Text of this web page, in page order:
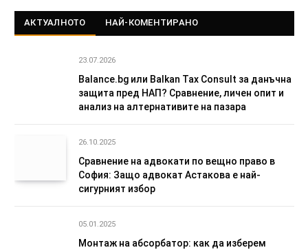
АКТУАЛНОТО НАЙ-КОМЕНТИРАНО
23.07.2026
Balance.bg или Balkan Tax Consult за данъчна
защита пред НАП? Сравнение, личен опит и
анализ на алтернативите на пазара
26.10.2025
Сравнение на адвокати по вещно право в
София: Защо адвокат Астакова е най-
сигурният избор
05.01.2025
Монтаж на абсорбатор: как да изберем